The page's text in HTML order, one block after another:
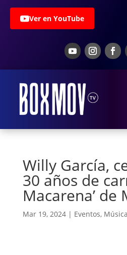
Ver en YouTube
Willy García,
30 años de
Macarena’ de
Mar 19, 2024| Eventos, Música